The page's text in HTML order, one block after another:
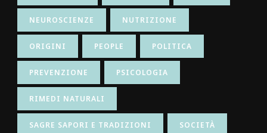
NEUROSCIENZE NUTRIZIONE
ORIGINI PEOPLE POLITICA
PREVENZIONE PSICOLOGIA
RIMEDI NATURALI
SAGRE SAPORI E TRADIZIONI SOCIETÀ